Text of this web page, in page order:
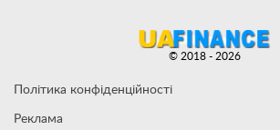
Політика конфіденційності
Реклама
© 2018 - 2026